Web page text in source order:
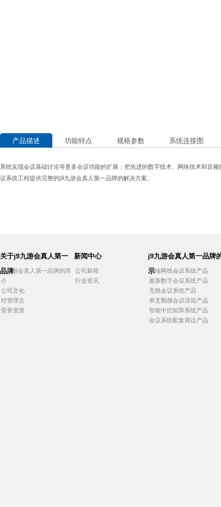
产品描述 功能特点 规格参数 系统连接图
系统实现会议基础讨论等更多会议功能的扩展；把先进的数字技术、网络技术和音
议系统工程提供完整的j9九游会真人第一品牌的解决方案。
关于j9九游会真人第一
品牌
j9九游会真人第一品牌的简
介
公司文化
经营理念
荣誉资质
新闻中心
公司新闻
行业资讯
j9九游会真人第一品牌
示
高端网线会议系统产品
最新数字会议系统产品
无线会议系统产品
单支鹅颈会议话筒产品
智能中控矩阵系统产品
会议系统配套周边产品